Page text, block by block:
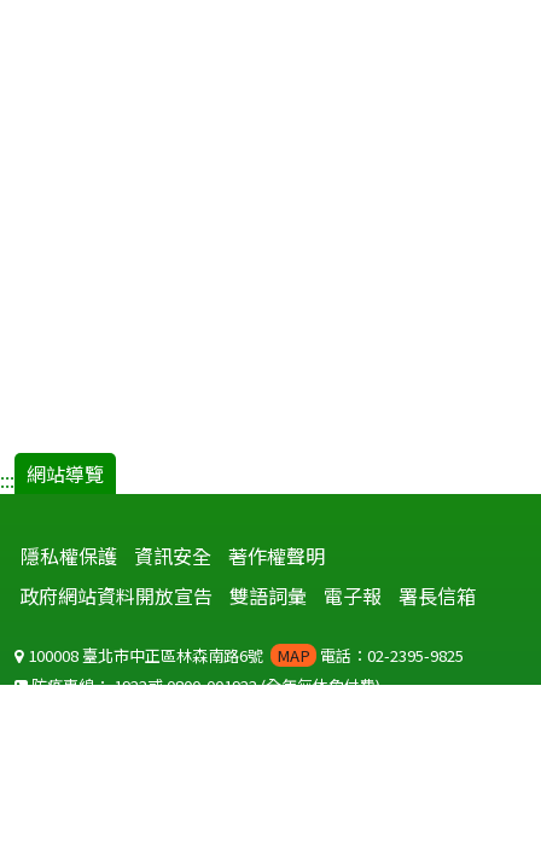
::: 網站導覽
隱私權保護 資訊安全 著作權聲明
政府網站資料開放宣告
雙語詞彙 電子報 署長信箱
100008 臺北市中正區林森南路6號 MAP 電話：02-2395-9825
防疫專線：1922或0800-001922(全年無休免付費)